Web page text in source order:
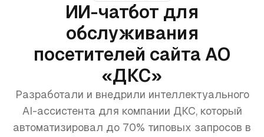
ИИ-чатбот для
обслуживания
посетителей сайта АО
«ДКС»
Разработали и внедрили интеллектуального
AI-ассистента для компании ДКС, который
автоматизировал до 70% типовых запросов в